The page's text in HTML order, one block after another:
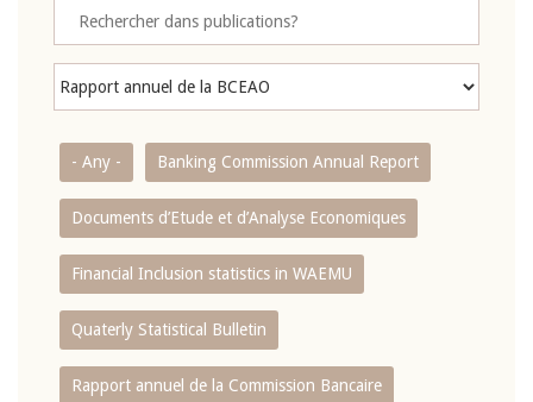
- Any - Banking Commission Annual Report
Documents d’Etude et d’Analyse Economiques
Financial Inclusion statistics in WAEMU
Quaterly Statistical Bulletin
Rapport annuel de la Commission Bancaire